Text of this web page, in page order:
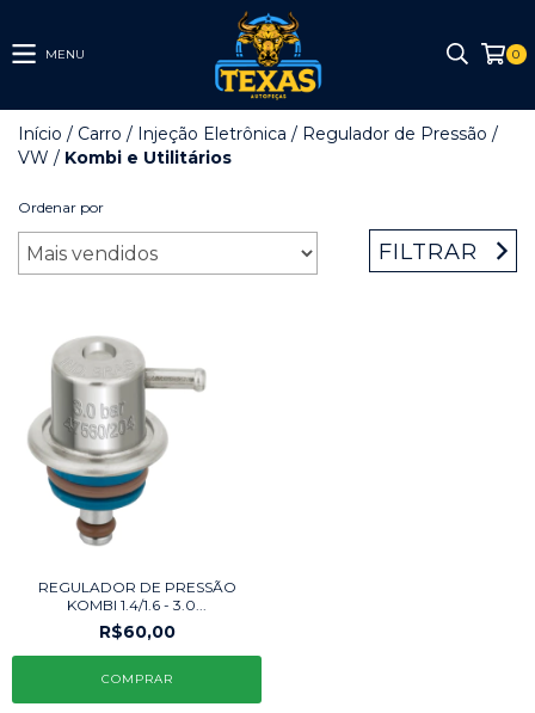
MENU 0
Início / Carro / Injeção Eletrônica / Regulador de Pressão /
VW / Kombi e Utilitários
Ordenar por
FILTRAR
REGULADOR DE PRESSÃO
KOMBI 1.4/1.6 - 3.0...
R$60,00